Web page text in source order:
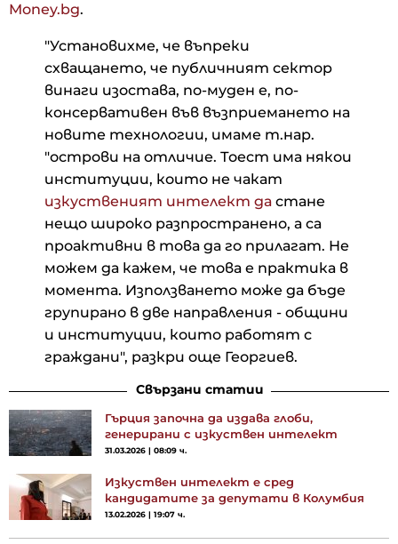
Money.bg.
"Установихме, че въпреки
схващането, че публичният сектор
винаги изостава, по-муден е, по-
консервативен във възприемането на
новите технологии, имаме т.нар.
"острови на отличие. Тоест има някои
институции, които не чакат
изкуственият интелект да стане
нещо широко разпространено, а са
проактивни в това да го прилагат. Не
можем да кажем, че това е практика в
момента. Използването може да бъде
групирано в две направления - общини
и институции, които работят с
граждани", разкри още Георгиев.
Свързани статии
Гърция започна да издава глоби,
генерирани с изкуствен интелект
31.03.2026 | 08:09 ч.
Изкуствен интелект е сред
кандидатите за депутати в Колумбия
13.02.2026 | 19:07 ч.